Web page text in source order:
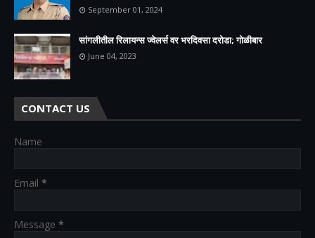
September 01, 2024
सांगलीतील रिलायन्स ज्वेलर्स वर भरदिवसा दरोडा; गोळीबार
June 04, 2023
CONTACT US
Name
Email *
Message *